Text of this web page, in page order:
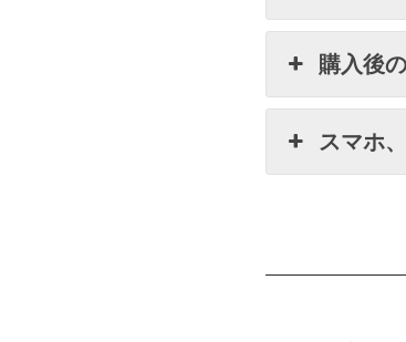
購入後
スマホ